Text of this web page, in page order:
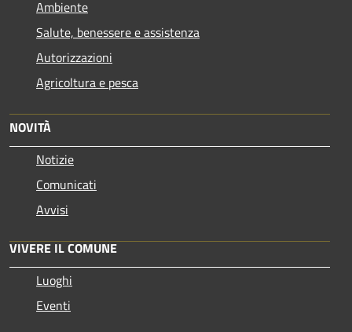
Ambiente
Salute, benessere e assistenza
Autorizzazioni
Agricoltura e pesca
NOVITÀ
Notizie
Comunicati
Avvisi
VIVERE IL COMUNE
Luoghi
Eventi